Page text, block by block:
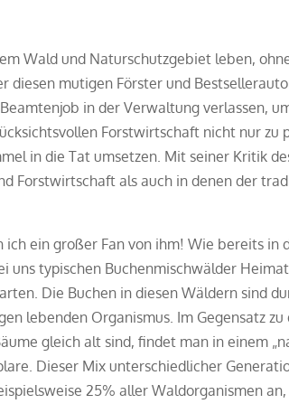
Wald und Naturschutzgebiet leben,
diesen mutigen Förster und
in der Verwaltung verlassen,
Forstwirtschaft nicht nur zu
in die Tat umsetzen. Mit seiner Kritik
Forstwirtschaft als auch in denen der
ein großer Fan von ihm! Wie bereits in
uns typischen Buchenmischwälder
Die Buchen in diesen Wäldern sind
lebenden Organismus. Im Gegensatz
gleich alt sind, findet man in einem
Dieser Mix unterschiedlicher
25% aller Waldorganismen